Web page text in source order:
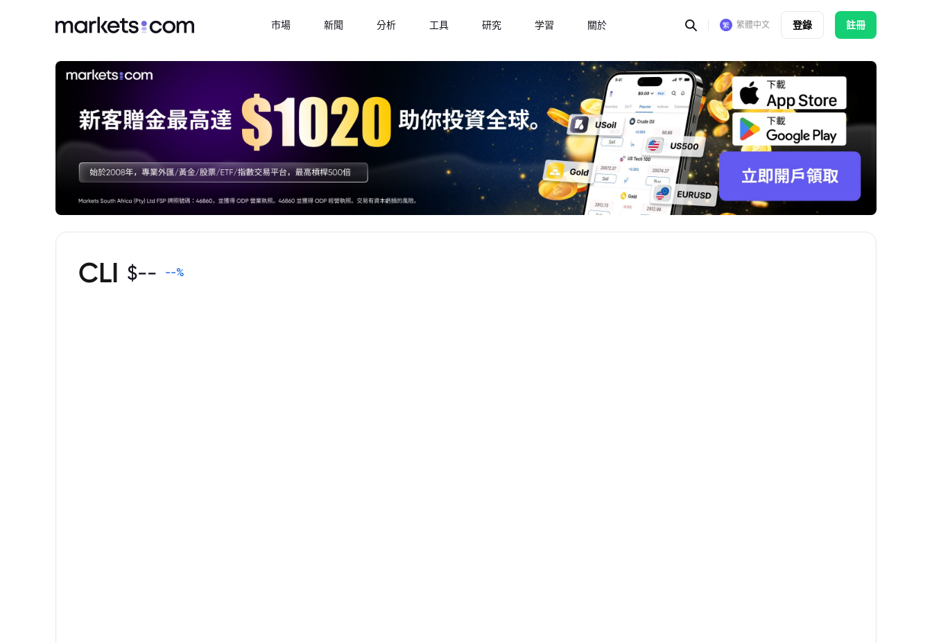
市場 新聞 分析 工具 研究 学習 關於 繁體中文 登錄 註冊
CLI $-- --%